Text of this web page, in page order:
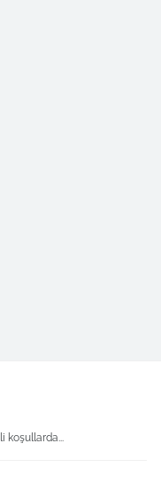
koşullarda...